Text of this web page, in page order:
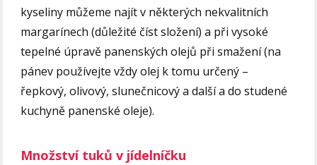
kyseliny můžeme najít v některých nekvalitních
margarínech (důležité číst složení) a při vysoké
tepelné úpravě panenských olejů při smažení (na
pánev používejte vždy olej k tomu určený –
řepkový, olivový, slunečnicový a další a do studené
kuchyně panenské oleje).
Množství tuků v jídelníčku